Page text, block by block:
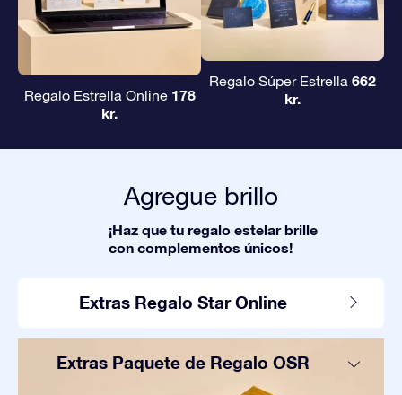
Regalo Estrella Online 178
kr.
Regalo Súper Estrella 662
kr.
Agregue brillo
¡Haz que tu regalo estelar brille
con complementos únicos!
Extras Regalo Star Online
Extras Paquete de Regalo OSR